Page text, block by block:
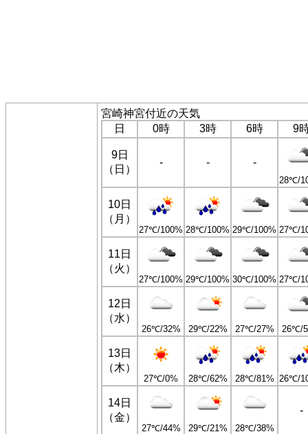
宮崎神宮付近の天気
日
0時 3時 6時 9
9日
（日）
- - -
28℃/
10日
（月）
27℃/100% 28℃/100% 29℃/100% 27℃/
11日
（火）
27℃/100% 29℃/100% 30℃/100% 27℃/
12日
（水）
26℃/32% 29℃/22% 27℃/27% 26℃/
13日
（木）
27℃/0% 28℃/62% 28℃/81% 26℃/
14日
（金）
27℃/44% 29℃/21% 28℃/38%
-